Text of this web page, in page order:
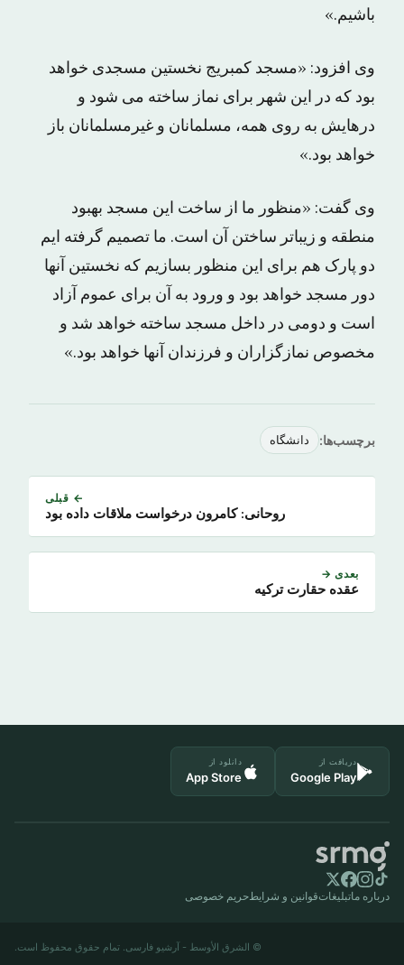
باشیم.»
وی افزود: «مسجد کمبریج نخستین مسجدی خواهد
بود که در این شهر برای نماز ساخته می شود و
درهایش به روی همه، مسلمانان و غیرمسلمانان باز
خواهد بود.»
وی گفت: «منظور ما از ساخت این مسجد بهبود
منطقه و زیباتر ساختن آن است. ما تصمیم گرفته ایم
دو پارک هم برای این منظور بسازیم که نخستین آنها
دور مسجد خواهد بود و ورود به آن برای عموم آزاد
است و دومی در داخل مسجد ساخته خواهد شد و
مخصوص نمازگزاران و فرزندان آنها خواهد بود.»
برچسب‌ها: دانشگاه
← قبلی
روحانی: کامرون درخواست ملاقات داده بود
بعدی →
عقده حقارت ترکیه
دریافت از
Google Play
دانلود از
App Store
درباره ماتبلیغاتقوانین و شرایط حریم خصوصی
© الشرق الأوسط - آرشیو فارسی. تمام حقوق محفوظ است.